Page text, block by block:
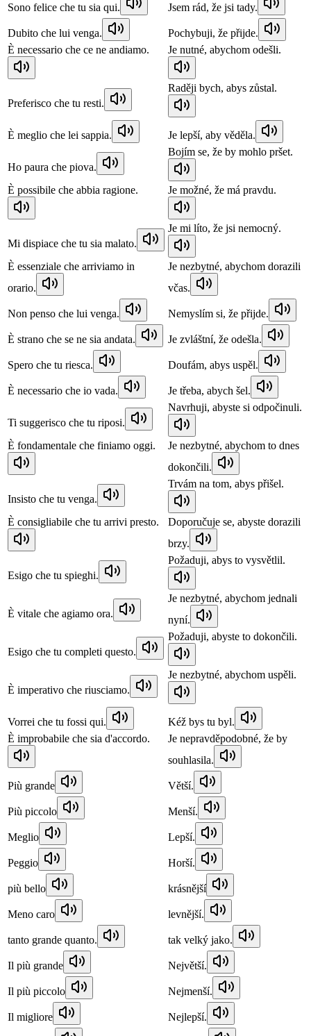
Sono felice che tu sia qui. Jsem rád, že jsi tady.
Dubito che lui venga.
Pochybuji, že přijde.
È necessario che ce ne andiamo.
Je nutné, abychom odešli.
Preferisco che tu resti.
Raději bych, abys zůstal.
È meglio che lei sappia. Je lepší, aby věděla.
Ho paura che piova.
Bojím se, že by mohlo pršet.
È possibile che abbia ragione. Je možné, že má pravdu.
Mi dispiace che tu sia malato.
Je mi líto, že jsi nemocný.
È essenziale che arriviamo in
orario.
Je nezbytné, abychom dorazili
včas.
Non penso che lui venga. Nemyslím si, že přijde.
È strano che se ne sia andata. Je zvláštní, že odešla.
Spero che tu riesca. Doufám, abys uspěl.
È necessario che io vada. Je třeba, abych šel.
Ti suggerisco che tu riposi.
Navrhuji, abyste si odpočinuli.
È fondamentale che finiamo oggi.
Je nezbytné, abychom to dnes
dokončili.
Insisto che tu venga.
Trvám na tom, abys přišel.
È consigliabile che tu arrivi presto.
Doporučuje se, abyste dorazili
brzy.
Esigo che tu spieghi.
Požaduji, abys to vysvětlil.
È vitale che agiamo ora.
Je nezbytné, abychom jednali
nyní.
Esigo che tu completi questo.
Požaduji, abyste to dokončili.
È imperativo che riusciamo.
Je nezbytné, abychom uspěli.
Vorrei che tu fossi qui.
Kéž bys tu byl.
È improbabile che sia d'accordo.
Je nepravděpodobné, že by
souhlasila.
Più grande Větší.
Più piccolo Menší.
Meglio Lepší.
Peggio Horší.
più bello krásnější
Meno caro levnější.
tanto grande quanto. tak velký jako.
Il più grande Největší.
Il più piccolo Nejmenší.
Il migliore Nejlepší.